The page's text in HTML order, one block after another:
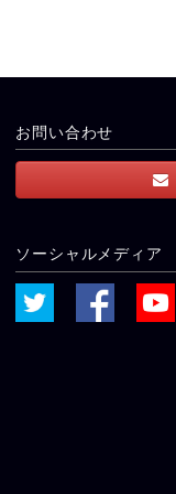
お問い合わせ
ソーシャルメディア